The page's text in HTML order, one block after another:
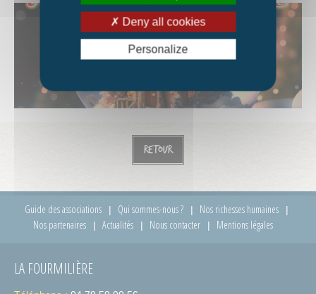
Retour
Guide des associations Qui sommes-nous ?
Nos richesses humaines
Nos partenaires
Actualités Nous contacter Mentions légales
LA FOURMILIÈRE
Deny all cookies
Personalize